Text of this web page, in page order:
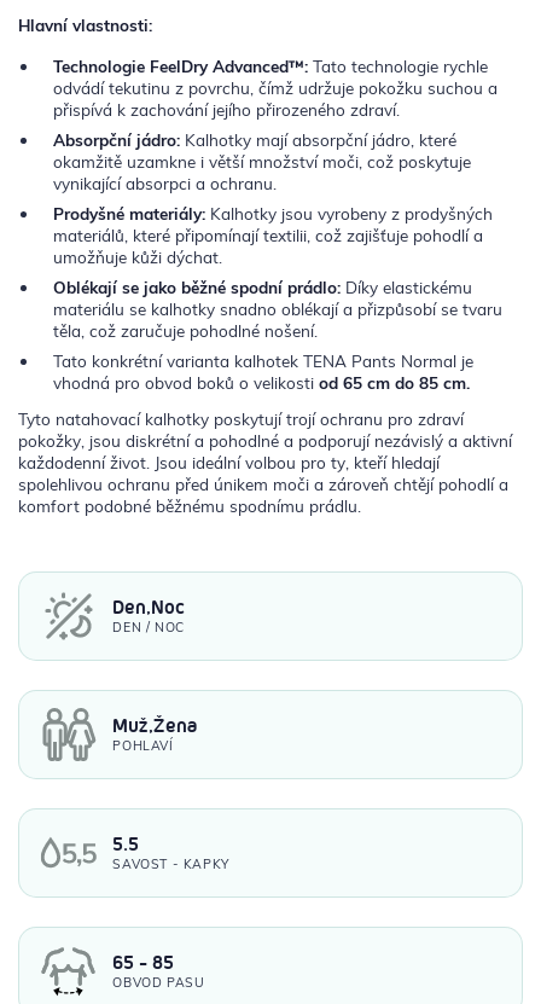
Hlavní vlastnosti:
Technologie FeelDry Advanced™:Tato technologie rychle
odvádí tekutinu z povrchu, čímž udržuje pokožku suchou a
přispívá k zachování jejího přirozeného zdraví.
Absorpční jádro:Kalhotky mají absorpční jádro, které
okamžitě uzamkne i větší množství moči, což poskytuje
vynikající absorpci a ochranu.
Prodyšné materiály:Kalhotky jsou vyrobeny z prodyšných
materiálů, které připomínají textilii, což zajišťuje pohodlí a
umožňuje kůži dýchat.
Oblékají se jako běžné spodní prádlo:Díky elastickému
materiálu se kalhotky snadno oblékají a přizpůsobí se tvaru
těla, což zaručuje pohodlné nošení.
Tato konkrétní varianta kalhotek TENA Pants Normal je
vhodná pro obvod boků o velikosti od 65 cm do 85 cm.
Tyto natahovací kalhotky poskytují trojí ochranu pro zdraví
pokožky, jsou diskrétní a pohodlné a podporují nezávislý a aktivní
každodenní život. Jsou ideální volbou pro ty, kteří hledají
spolehlivou ochranu před únikem moči a zároveň chtějí pohodlí a
komfort podobné běžnému spodnímu prádlu.
Den,Noc
DEN / NOC
Muž,Žena
POHLAVÍ
5.5
SAVOST - KAPKY
65 - 85
OBVOD PASU